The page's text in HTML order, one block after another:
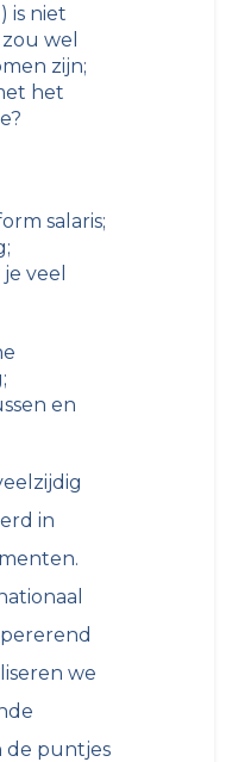
is niet
wel
zijn;
het
salaris;
veel
en
in
we
de puntjes